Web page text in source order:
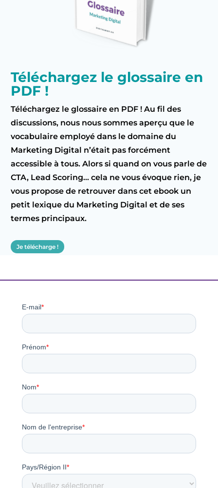
Téléchargez le glossaire en
PDF !
Téléchargez le glossaire en PDF ! Au fil des
discussions, nous nous sommes aperçu que le
vocabulaire employé dans le domaine du
Marketing Digital n’était pas forcément
accessible à tous. Alors si quand on vous parle de
CTA, Lead Scoring… cela ne vous évoque rien, je
vous propose de retrouver dans cet ebook un
petit lexique du Marketing Digital et de ses
termes principaux.
Je télécharge !